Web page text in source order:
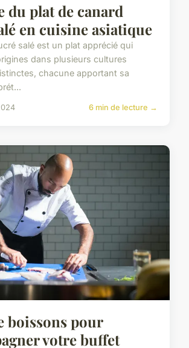
du plat de canard
en cuisine asiatique
salé est un plat apprécié qui
dans plusieurs cultures
chacune apportant sa
6 min de lecture →
boissons pour
votre buffet